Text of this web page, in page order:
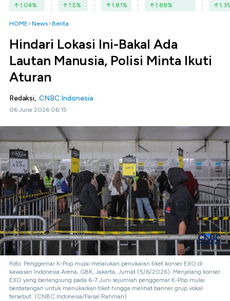
1.04% 1.5% 1.81% 1.88% 1.35
HOME News Berita
Hindari Lokasi Ini-Bakal Ada
Lautan Manusia, Polisi Minta Ikuti
Aturan
Redaksi, CNBC Indonesia
06 June 2026 06:15
Foto: Penggemar K-Pop mulai melalukan penukaran tiket konser EXO di
kawasan Indonesia Arena, GBK, Jakarta, Jumat (5/6/2026). Menjelang konser
EXO yang berlangsung pada 6-7 Juni sejumlah penggemar K-Pop mulai
berdatangan untuk menukarkan tiket hingga melihat banner grup vokal
tersebut. (CNBC Indonesia/Faisal Rahman)